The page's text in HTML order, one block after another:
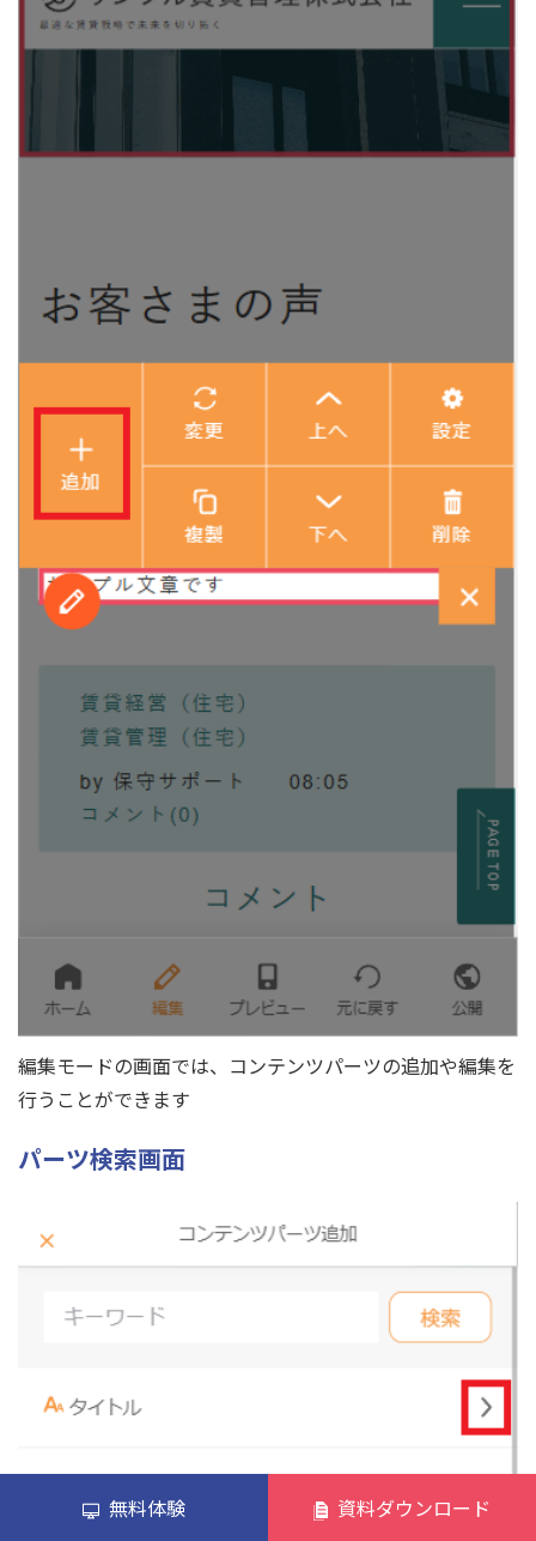
編集モードの画面では、コンテンツパーツの追加や編集を
行うことができます
パーツ検索画面
無料体験 資料ダウンロード